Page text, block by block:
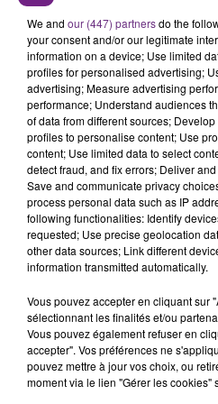
TITRES DIFFUSÉS
12h38
12h38
We and our (447) partnersdo the
your consent and/or our legitimate
information on a device; Use limited
profiles for personalised advertising;
advertising; Measure advertising
performance; Understand audiences
of data from different sources;
profiles to personalise content; Use
content; Use limited data to select
detect fraud, and fix errors; Deliver
Save and communicate privacy
process personal data such as IP
following functionalities: Identify
requested; Use precise geolocation
other data sources; Link different
information transmitted automatically.
Vous pouvez accepter en cliquant sur
sélectionnant les finalités et/ou
Vous pouvez également refuser en
accepter". Vos préférences ne
pouvez mettre à jour vos choix, ou
moment via le lien "Gérer les cookies"